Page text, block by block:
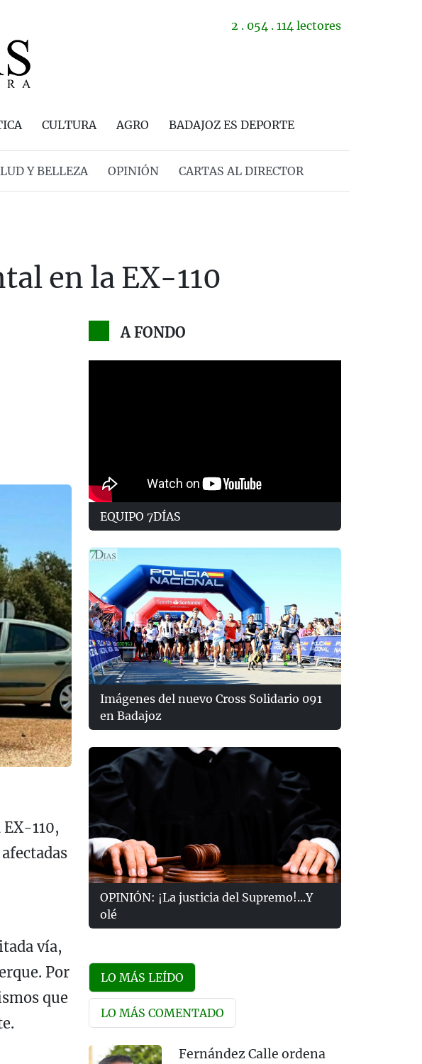
2 . 054 . 114 lectores
CULTURA AGRO BADAJOZ ES DEPORTE
Y BELLEZA OPINIÓN CARTAS AL DIRECTOR
en la EX-110
110,
vía,
Por
que
A FONDO
EQUIPO 7DÍAS
Imágenes del nuevo Cross Solidario 091
en Badajoz
OPINIÓN: ¡La justicia del Supremo!...Y
olé
LO MÁS LEÍDO
LO MÁS COMENTADO
Fernández Calle ordena